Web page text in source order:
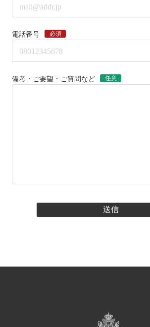
電話番号 必須
備考・ご要望・ご質問など 任意